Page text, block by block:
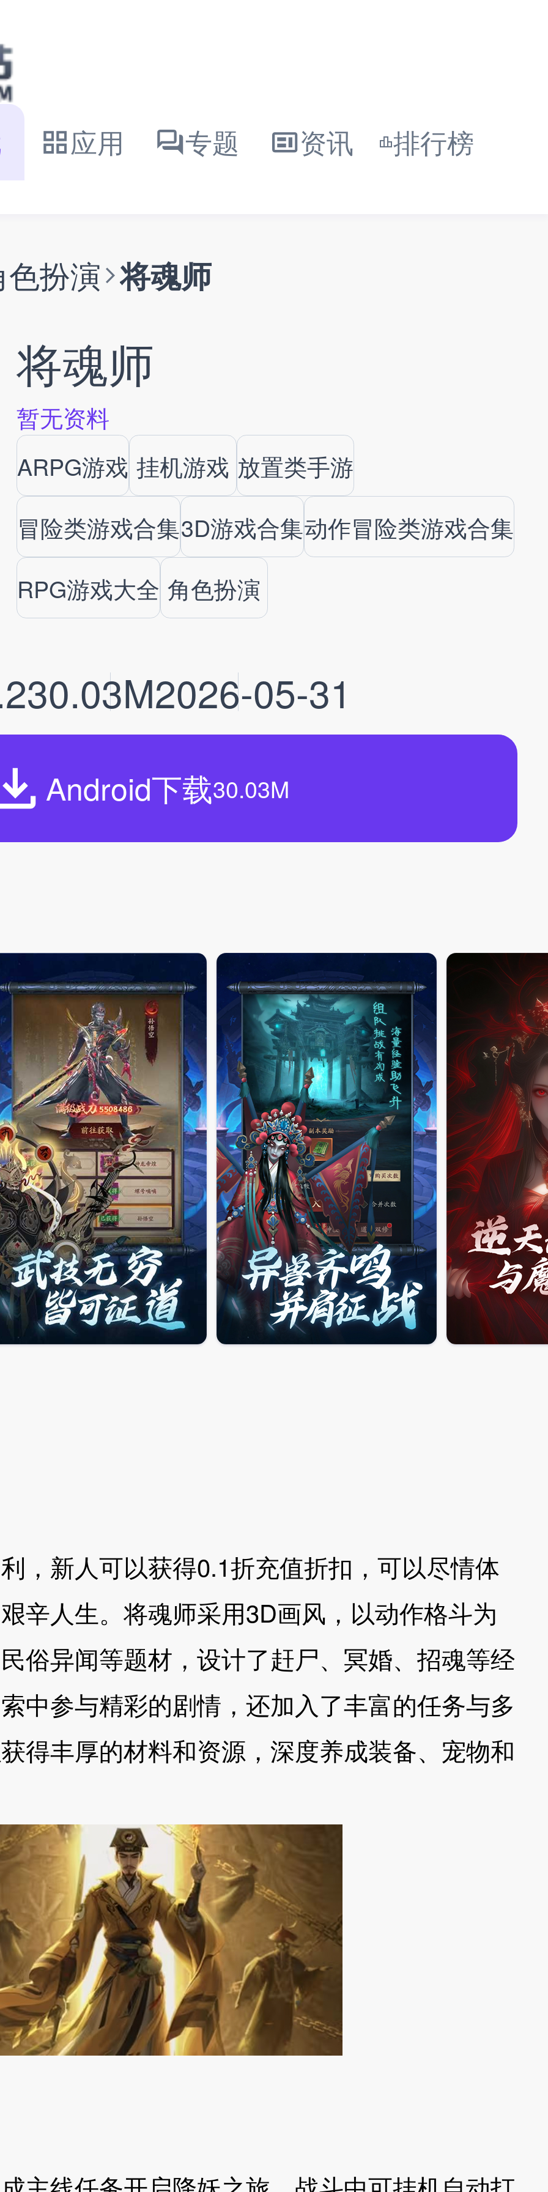
应用 专题 资讯 排行榜
扮演 将魂师
将魂师
暂无资料
ARPG游戏 挂机游戏 放置类手游
冒险类游戏合集3D游戏合集动作冒险类游戏合集
RPG游戏大全 角色扮演
30.03M2026-05-31
Android下载30.03M
，新人可以获得0.1折充值折扣，可以尽情体
辛人生。将魂师采用3D画风，以动作格斗为
俗异闻等题材，设计了赶尸、冥婚、招魂等经
中参与精彩的剧情，还加入了丰富的任务与多
得丰厚的材料和资源，深度养成装备、宠物和